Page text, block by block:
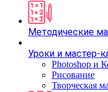
Методические
Уроки и мастер-
Photoshop и
Рисование
Творческая